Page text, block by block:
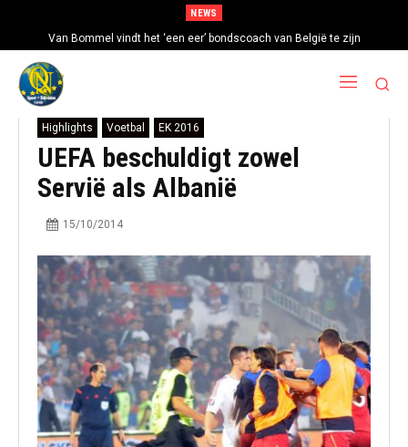
NEWS
Van Bommel vindt het ‘een eer’ bondscoach van België te zijn
Highlights Voetbal EK 2016
UEFA beschuldigt zowel
Servië als Albanië
15/10/2014